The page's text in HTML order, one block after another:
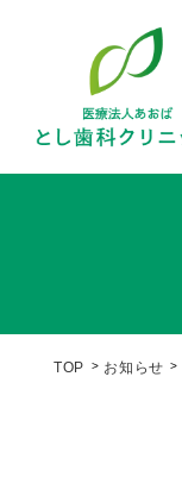
TOP お知らせ